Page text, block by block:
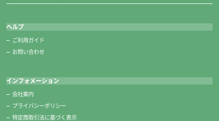
ヘルプ
ご利用ガイド
お問い合わせ
インフォメーション
会社案内
プライバシーポリシー
特定商取引法に基づく表示